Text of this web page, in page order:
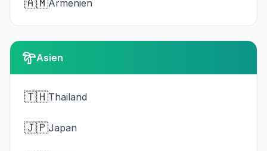
🇦🇲Armenien
Asien
🇹🇭Thailand
🇯🇵Japan